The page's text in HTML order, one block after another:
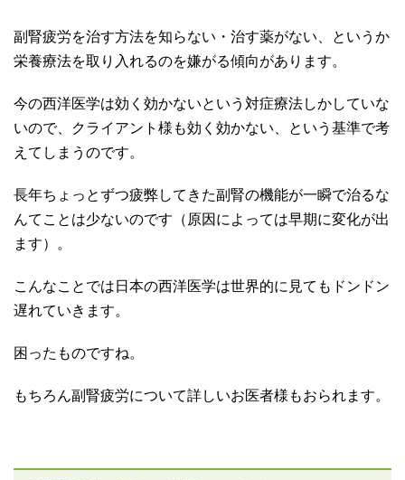
副腎疲労を治す方法を知らない・治す薬がない、というか
栄養療法を取り入れるのを嫌がる傾向があります。
今の西洋医学は効く効かないという対症療法しかしていな
いので、クライアント様も効く効かない、という基準で考
えてしまうのです。
長年ちょっとずつ疲弊してきた副腎の機能が一瞬で治るな
んてことは少ないのです（原因によっては早期に変化が出
ます）。
こんなことでは日本の西洋医学は世界的に見てもドンドン
遅れていきます。
困ったものですね。
もちろん副腎疲労について詳しいお医者様もおられます。